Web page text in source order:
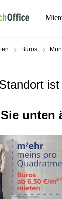
Büros
unten